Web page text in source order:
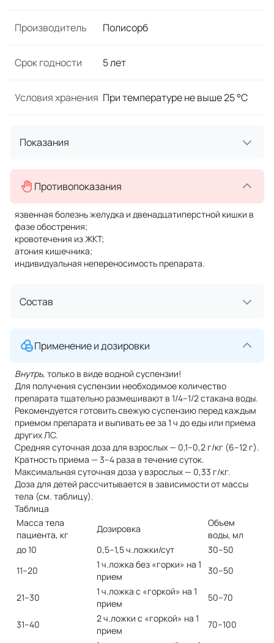
Производитель Полисорб
Срок годности 5 лет
Условия хранения При температуре не выше 25 °C
Показания
Противопоказания
язвенная болезнь желудка и двенадцатиперстной кишки в
фазе обострения;
кровотечения из ЖКТ;
атония кишечника;
индивидуальная непереносимость препарата.
Состав
Применение и дозировки
Внутрь, только в виде водной суспензии!
Для получения суспензии необходимое количество
препарата тщательно размешивают в 1/4–1/2 стакана воды.
Рекомендуется готовить свежую суспензию перед каждым
приемом препарата и выпивать ее за 1 ч до еды или приема
других ЛС.
Средняя суточная доза для взрослых — 0,1–0,2 г/кг (6–12 г).
Кратность приема — 3–4 раза в течение суток.
Максимальная суточная доза у взрослых — 0,33 г/кг.
Доза для детей рассчитывается в зависимости от массы
тела (см. таблицу).
Таблица
Масса тела
пациента, кг
Дозировка
Объем
воды, мл
до 10
0,5–1,5 ч.ложки/сут
30–50
11–20
1 ч.ложка без «горки» на 1
прием
30–50
21–30
1 ч.ложка с «горкой» на 1
прием
50–70
31–40
2 ч.ложки с «горкой» на 1
прием
70–100